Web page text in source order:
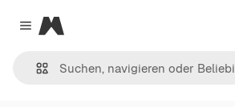
Close menu
Magnific